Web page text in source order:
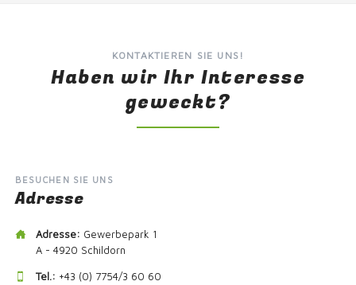
KONTAKTIEREN SIE UNS!
Haben wir Ihr Interesse
geweckt?
BESUCHEN SIE UNS
Adresse
Adresse: Gewerbepark 1
A - 4920 Schildorn
Tel.: +43 (0) 7754/3 60 60